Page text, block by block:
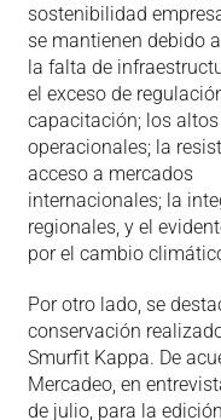
sostenibilidad
se mantienen debido
la falta de
el exceso de
capacitación; los
operacionales; la
acceso a mercados
internacionales; la
regionales, y el
por el cambio
Por otro lado, se
conservación
Smurfit Kappa. De
Mercadeo, en
de julio, para la